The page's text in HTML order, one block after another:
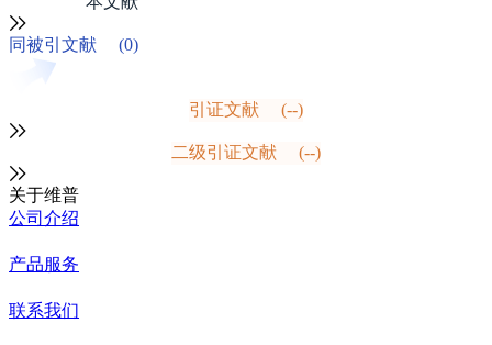
同被引文献 (0)
引证文献 (--)
二级引证文献 (--)
关于维普
公司介绍
产品服务
联系我们